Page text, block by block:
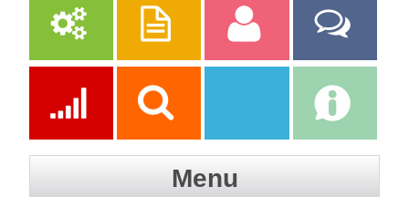
Serviços Publicações Servidor
Fale Com a
Prefeitura
Menu